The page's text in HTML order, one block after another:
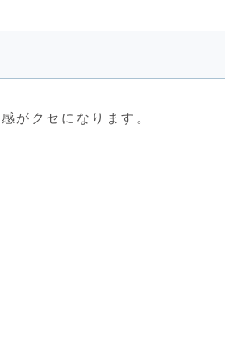
がクセになります。